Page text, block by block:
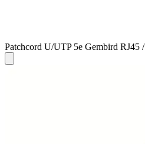
Patchcord U/UTP 5e Gembird RJ45